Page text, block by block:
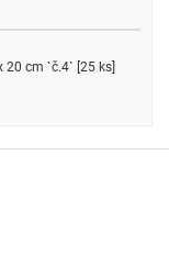
20 cm `č.4` [25 ks]